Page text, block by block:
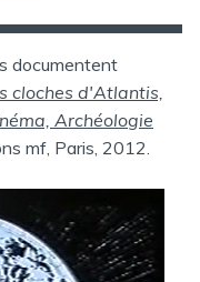
documentent
cloches d'Atlantis,
Archéologie
mf, Paris, 2012.